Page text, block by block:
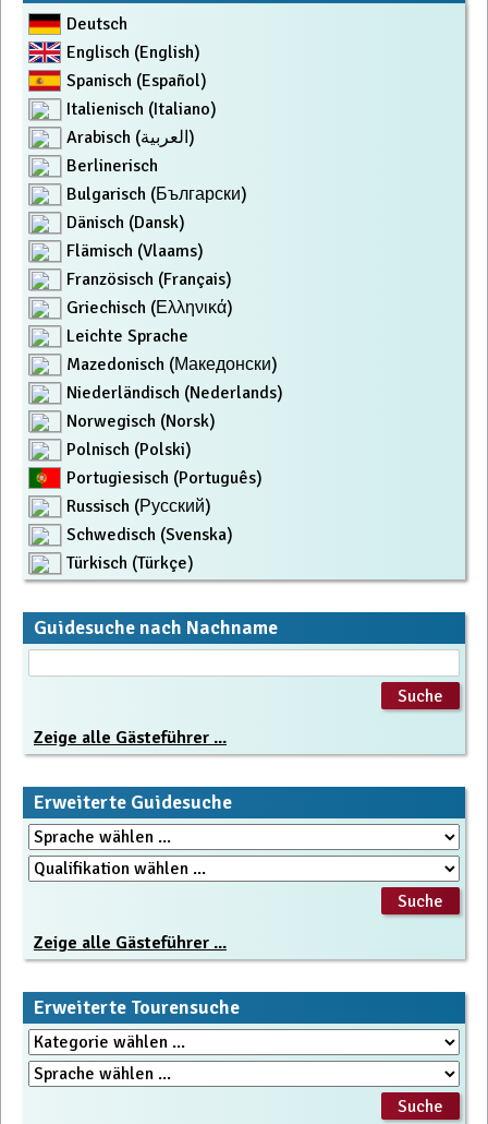
Deutsch
Englisch (English)
Spanisch (Español)
Italienisch (Italiano)
Arabisch (العربية)
Berlinerisch
Bulgarisch (Български)
Dänisch (Dansk)
Flämisch (Vlaams)
Französisch (Français)
Griechisch (Ελληνικά)
Leichte Sprache
Mazedonisch (Македонски)
Niederländisch (Nederlands)
Norwegisch (Norsk)
Polnisch (Polski)
Portugiesisch (Português)
Russisch (Русский)
Schwedisch (Svenska)
Türkisch (Türkçe)
Guidesuche nach Nachname
Zeige alle Gästeführer ...
Erweiterte Guidesuche
Zeige alle Gästeführer ...
Erweiterte Tourensuche